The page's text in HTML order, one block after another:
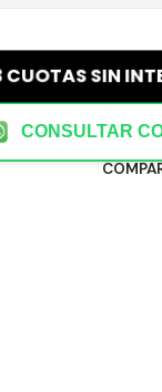
CUOTAS SIN
CONSULTAR